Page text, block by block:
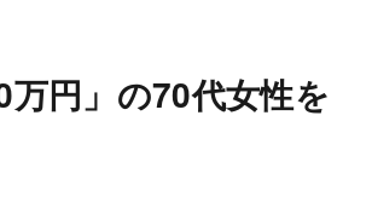
円」の70代女性を